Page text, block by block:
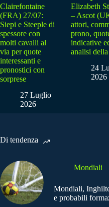
Clairefontaine
(FRA) 27/07:
Siepi e Steeple di
spessore con
molti cavalli al
via per quote
interessanti e
pronostici con
sorprese
27 Luglio
2026
Elizabeth
– Ascot
attori,
prono,
indicative
analisi della
24
2026
Di tendenza
Mondiali
Mondiali,
e probabili